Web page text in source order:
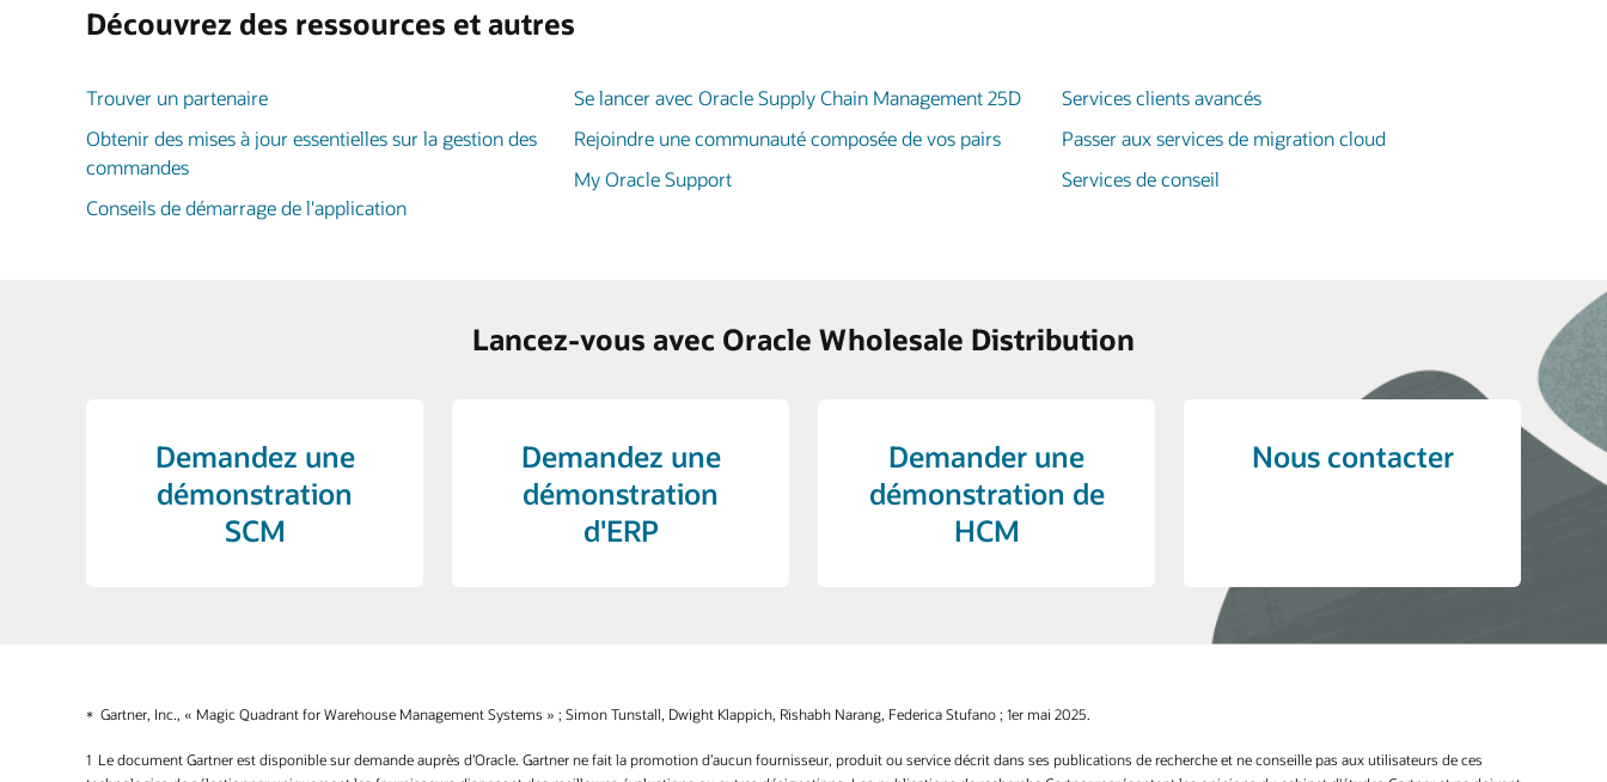
Découvrez des ressources et autres
Trouver un partenaire
Obtenir des mises à jour essentielles sur la gestion des
commandes
Conseils de démarrage de l'application
Se lancer avec Oracle Supply Chain Management 25D
Rejoindre une communauté composée de vos pairs
My Oracle Support
Services clients avancés
Passer aux services de migration cloud
Services de conseil
Lancez-vous avec Oracle Wholesale Distribution
Demandez une
démonstration
SCM
Demandez une
démonstration
d'ERP
Demander une
démonstration de
HCM
Nous contacter
Gartner, Inc., « Magic Quadrant for Warehouse Management Systems » ; Simon Tunstall, Dwight Klappich, Rishabh Narang, Federica Stufano ; 1er mai 2025.
Le document Gartner est disponible sur demande auprès d’Oracle. Gartner ne fait la promotion d’aucun fournisseur, produit ou service décrit dans ses publications de recherche et ne conseille pas aux utilisateurs de ces